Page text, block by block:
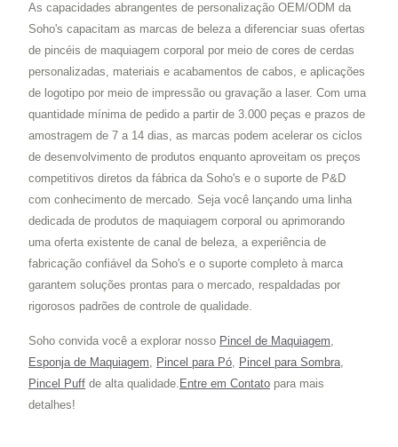
As capacidades abrangentes de personalização OEM/ODM da
Soho's capacitam as marcas de beleza a diferenciar suas ofertas
de pincéis de maquiagem corporal por meio de cores de cerdas
personalizadas, materiais e acabamentos de cabos, e aplicações
de logotipo por meio de impressão ou gravação a laser. Com uma
quantidade mínima de pedido a partir de 3.000 peças e prazos de
amostragem de 7 a 14 dias, as marcas podem acelerar os ciclos
de desenvolvimento de produtos enquanto aproveitam os preços
competitivos diretos da fábrica da Soho's e o suporte de P&D
com conhecimento de mercado. Seja você lançando uma linha
dedicada de produtos de maquiagem corporal ou aprimorando
uma oferta existente de canal de beleza, a experiência de
fabricação confiável da Soho's e o suporte completo à marca
garantem soluções prontas para o mercado, respaldadas por
rigorosos padrões de controle de qualidade.
Soho convida você a explorar nosso Pincel de Maquiagem,
Esponja de Maquiagem, Pincel para Pó, Pincel para Sombra,
Pincel Puff de alta qualidade. Entre em Contato para mais
detalhes!